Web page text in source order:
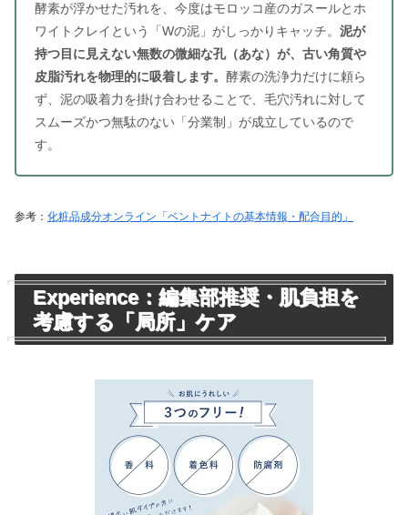
酵素が浮かせた汚れを、今度はモロッコ産のガスールとホ
ワイトクレイという「Wの泥」がしっかりキャッチ。 泥が
持つ目に見えない無数の微細な孔（あな）が、古い角質や
皮脂汚れを物理的に吸着します。 酵素の洗浄力だけに頼ら
ず、泥の吸着力を掛け合わせることで、毛穴汚れに対して
スムーズかつ無駄のない「分業制」が成立しているので
す。
参考： 化粧品成分オンライン「ベントナイトの基本情報・配合目的」
Experience：編集部推奨・肌負担を
考慮する「局所」ケア